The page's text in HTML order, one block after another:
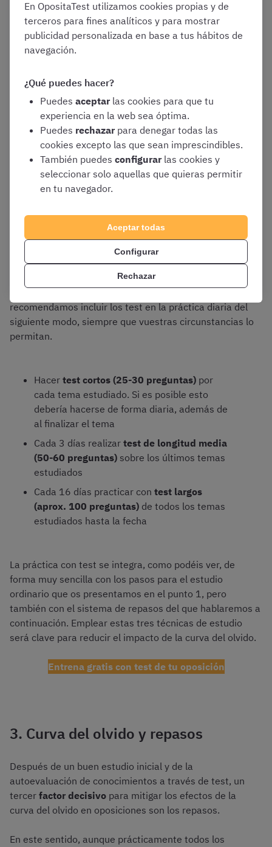
tipo test generamos claves de recuerdo
que nuestro cerebro reutilizará en el futuro
Permiten
partes del temario ya estudiado hay que
el plan de estudio
Si se utiliza combinado con exámenes
oficiales de años anteriores ayuda a
entender cómo se redactan las preguntas
oficiales y qué respuestas se esperan de los
aspirantes
justificación colabora con el proceso de
recomendamos incluir los test en la práctica diaria del
siguiente modo, siempre que vuestras circunstancias lo
permitan.
Hacer test cortos (25-30 preguntas) por
cada tema estudiado. Si es posible esto
debería hacerse de forma diaria, además de
al finalizar el tema
Cada 3 días realizar test de longitud media
(50-60 preguntas) sobre los últimos temas
estudiados
Cada 16 días practicar con test largos
(aprox. 100 preguntas) de todos los temas
estudiados hasta la fecha
La práctica con test se integra, como podéis ver, de
forma muy sencilla con los pasos para el estudio
ordinario que os presentamos en el punto 1, pero
también con el sistema de repasos del que hablaremos a
continuación. Emplear estas tres técnicas de estudio
será clave para reducir el impacto de la curva del olvido.
Entrena gratis con test de tu oposición
3. Curva del olvido y repasos
Después de un buen estudio inicial y de la
autoevaluación de conocimientos a través de test, un
tercer factor decisivo para mitigar los efectos de la
curva del olvido en oposiciones son los repasos.
En este sentido, aunque prácticamente todos los
En OpositaTest utilizamos cookies propias y de
terceros para fines analíticos y para mostrar
publicidad personalizada en base a tus hábitos de
navegación.
¿Qué puedes hacer?
Puedes aceptar las cookies para que tu
experiencia en la web sea óptima.
Puedes rechazar para denegar todas las
cookies excepto las que sean imprescindibles.
También puedes configurar las cookies y
seleccionar solo aquellas que quieras permitir
en tu navegador.
Aceptar todas
Configurar
Rechazar